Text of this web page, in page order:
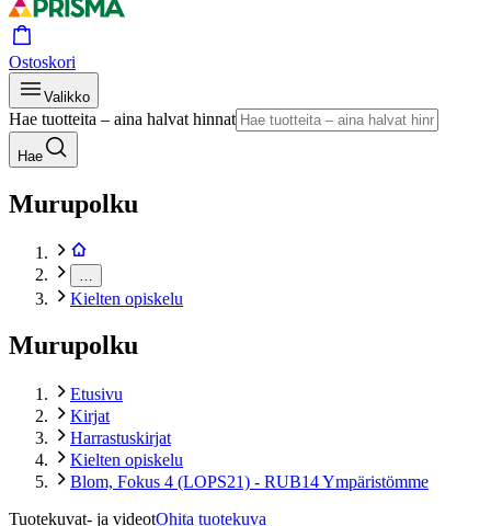
Ostoskori
Valikko
Hae tuotteita – aina halvat hinnat
Hae
Murupolku
Kielten opiskelu
Murupolku
Etusivu
Kirjat
Harrastuskirjat
Kielten opiskelu
Blom, Fokus 4 (LOPS21) - RUB14 Ympäristömme
Tuotekuvat- ja videotOhita tuotekuva